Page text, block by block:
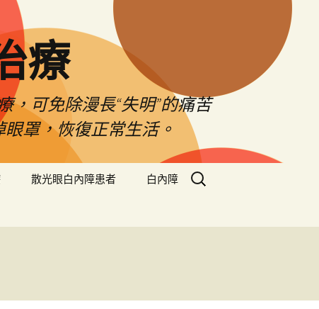
療
，可免除漫長“失明”的痛苦
罩，恢復正常生活。
散光眼白內障患者 白內障
搜
尋